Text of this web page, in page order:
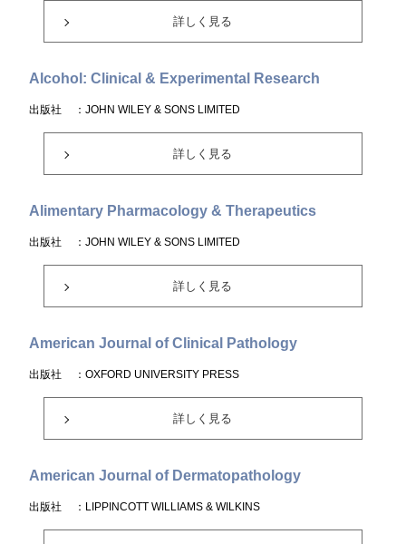
詳しく見る
Alcohol: Clinical & Experimental Research
出版社 ：JOHN WILEY & SONS LIMITED
詳しく見る
Alimentary Pharmacology & Therapeutics
出版社 ：JOHN WILEY & SONS LIMITED
詳しく見る
American Journal of Clinical Pathology
出版社 ：OXFORD UNIVERSITY PRESS
詳しく見る
American Journal of Dermatopathology
出版社 ：LIPPINCOTT WILLIAMS & WILKINS